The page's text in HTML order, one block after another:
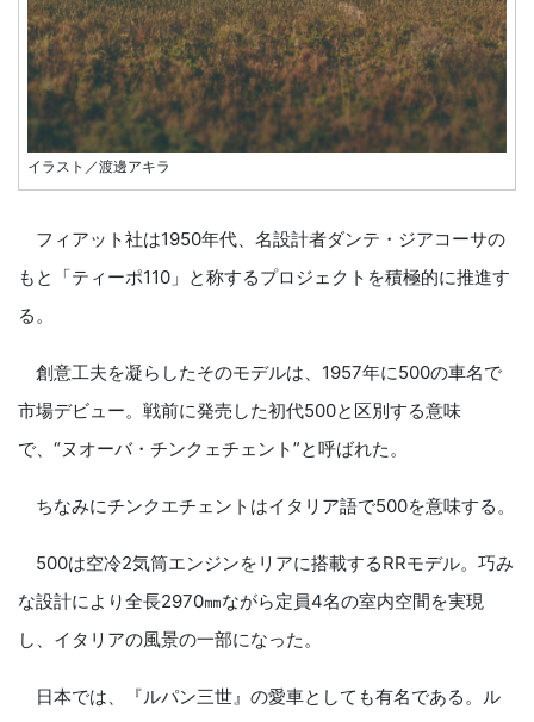
イラスト／渡邊アキラ
フィアット社は1950年代、名設計者ダンテ・ジアコーサの
もと「ティーポ110」と称するプロジェクトを積極的に推進す
る。
創意工夫を凝らしたそのモデルは、1957年に500の車名で
市場デビュー。戦前に発売した初代500と区別する意味
で、“ヌオーバ・チンクェチェント”と呼ばれた。
ちなみにチンクエチェントはイタリア語で500を意味する。
500は空冷2気筒エンジンをリアに搭載するRRモデル。巧み
な設計により全長2970㎜ながら定員4名の室内空間を実現
し、イタリアの風景の一部になった。
日本では、『ルパン三世』の愛車としても有名である。ル